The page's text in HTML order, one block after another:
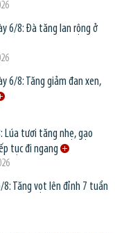
6/8: Đà tăng lan rộng ở
6/8: Tăng giảm đan xen,
Lúa tươi tăng nhẹ, gạo
tục đi ngang
Tăng vọt lên đỉnh 7 tuần